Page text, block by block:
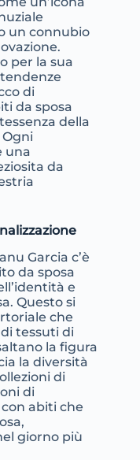
un connubio
per la sua
di
da sposa
della
una
da
Garcia c’è
da sposa
e
Questo si
che
tessuti di
la figura
la diversità
di
di
abiti che
giorno più